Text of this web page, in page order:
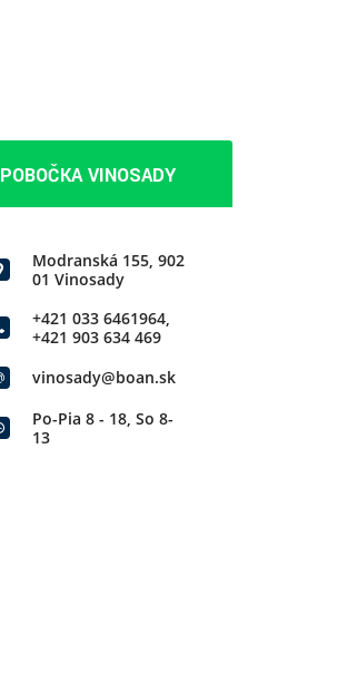
POBOČKA VINOSADY
Modranská 155, 902
01 Vinosady
+421 033 6461964,
+421 903 634 469
vinosady@boan.sk
Po-Pia 8 - 18, So 8-
13